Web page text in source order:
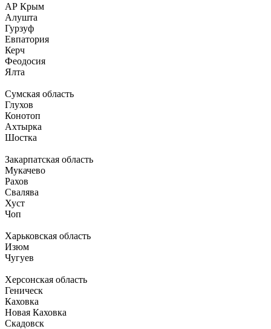
АР Крым
Алушта
Гурзуф
Евпатория
Керч
Феодосия
Ялта
Сумская область
Глухов
Конотоп
Ахтырка
Шостка
Закарпатская область
Мукачево
Рахов
Свалява
Хуст
Чоп
Харьковская область
Изюм
Чугуев
Херсонская область
Геническ
Каховка
Новая Каховка
Скадовск